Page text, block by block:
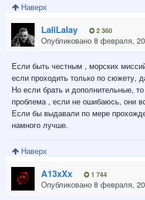
Наверх
LaliLalay 2 360
Опубликовано 8 февраля,
Если быть честным , морских
если проходить только по сюжету,
Но если брать и дополнительные,
проблема , если не ошибаюсь, они
Если бы выдавали по мере
намного лучше.
Наверх
A13xXx 1 744
Опубликовано 8 февраля,